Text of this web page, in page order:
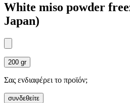
White miso powder
Japan)
200 gr
Σας ενδιαφέρει το προϊόν;
συνδεθείτε